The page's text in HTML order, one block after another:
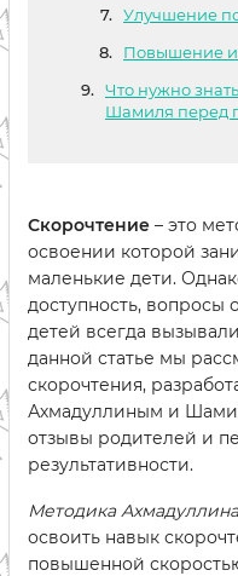
Улучшение
Повышение
Что нужно
Шамиля перед
Скорочтение – это
освоении которой
маленькие дети.
доступность, вопросы
детей всегда
данной статье мы
скорочтения,
Ахмадуллиным и
отзывы родителей и
результативности.
Методика
освоить навык
повышенной